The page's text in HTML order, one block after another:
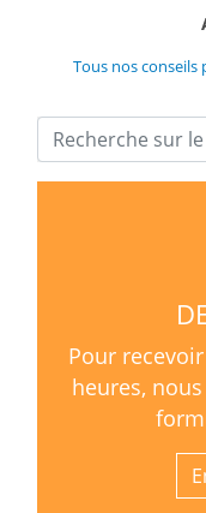
Tous nos
Pour
heures,